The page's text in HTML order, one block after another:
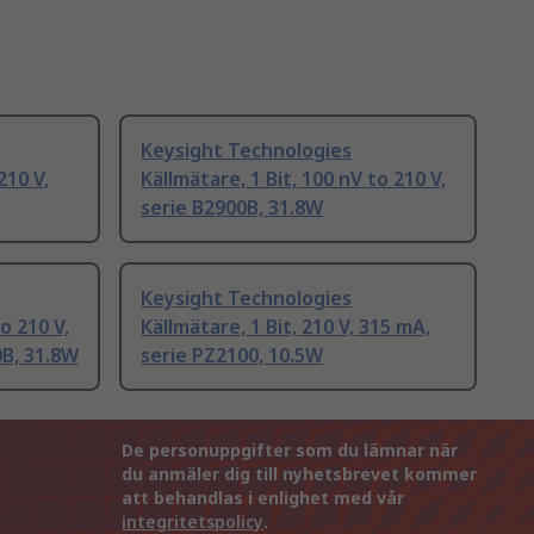
V,
Keysight Technologies
Källmätare, 1 Bit, 100 nV to 210 V,
serie B2900B, 31.8W
210 V,
31.8W
Keysight Technologies
Källmätare, 1 Bit, 210 V, 315 mA,
serie PZ2100, 10.5W
De personuppgifter som du lämnar när
du anmäler dig till nyhetsbrevet kommer
att behandlas i enlighet med vår
integritetspolicy.